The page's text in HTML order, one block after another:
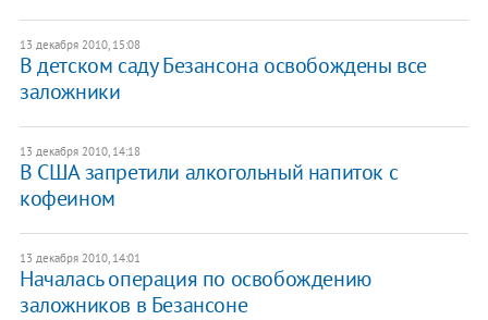
13 декабря 2010, 15:08
В детском саду Безансона освобождены все
заложники
13 декабря 2010, 14:18
В США запретили алкогольный напиток с
кофеином
13 декабря 2010, 14:01
Началась операция по освобождению
заложников в Безансоне